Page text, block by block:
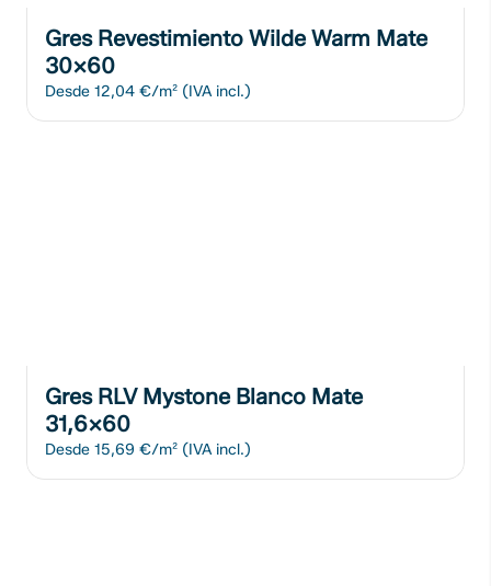
Gres Revestimiento Wilde Warm Mate
30x60
Desde 12,04 €/m² (IVA incl.)
Gres RLV Mystone Blanco Mate
31,6x60
Desde 15,69 €/m² (IVA incl.)